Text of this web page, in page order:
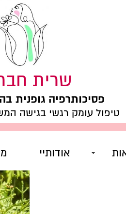
שרית
אודותיי
פסיכותרפיה גופנית
טיפול עומק רגשי בגישה